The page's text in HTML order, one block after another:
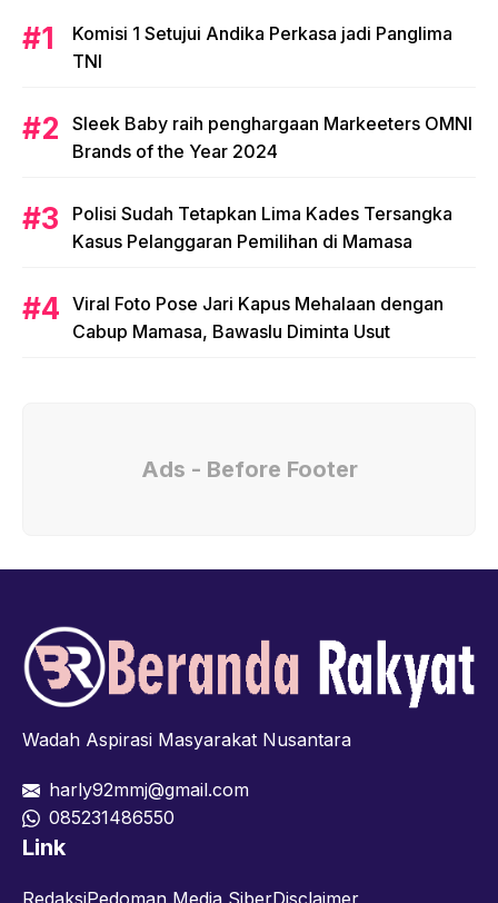
Komisi 1 Setujui Andika Perkasa jadi Panglima
TNI
Sleek Baby raih penghargaan Markeeters OMNI
Brands of the Year 2024
Polisi Sudah Tetapkan Lima Kades Tersangka
Kasus Pelanggaran Pemilihan di Mamasa
Viral Foto Pose Jari Kapus Mehalaan dengan
Cabup Mamasa, Bawaslu Diminta Usut
Ads - Before Footer
Wadah Aspirasi Masyarakat Nusantara
harly92mmj@gmail.com
085231486550
Link